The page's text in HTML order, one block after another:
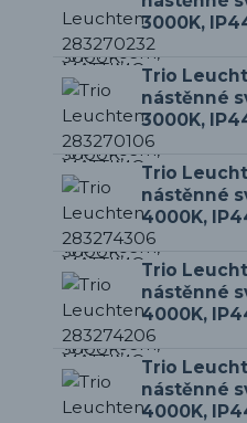
3000K,
Trio
nástěnné
3000K,
Trio
nástěnné
4000K,
Trio
nástěnné
4000K,
Trio
nástěnné
4000K,